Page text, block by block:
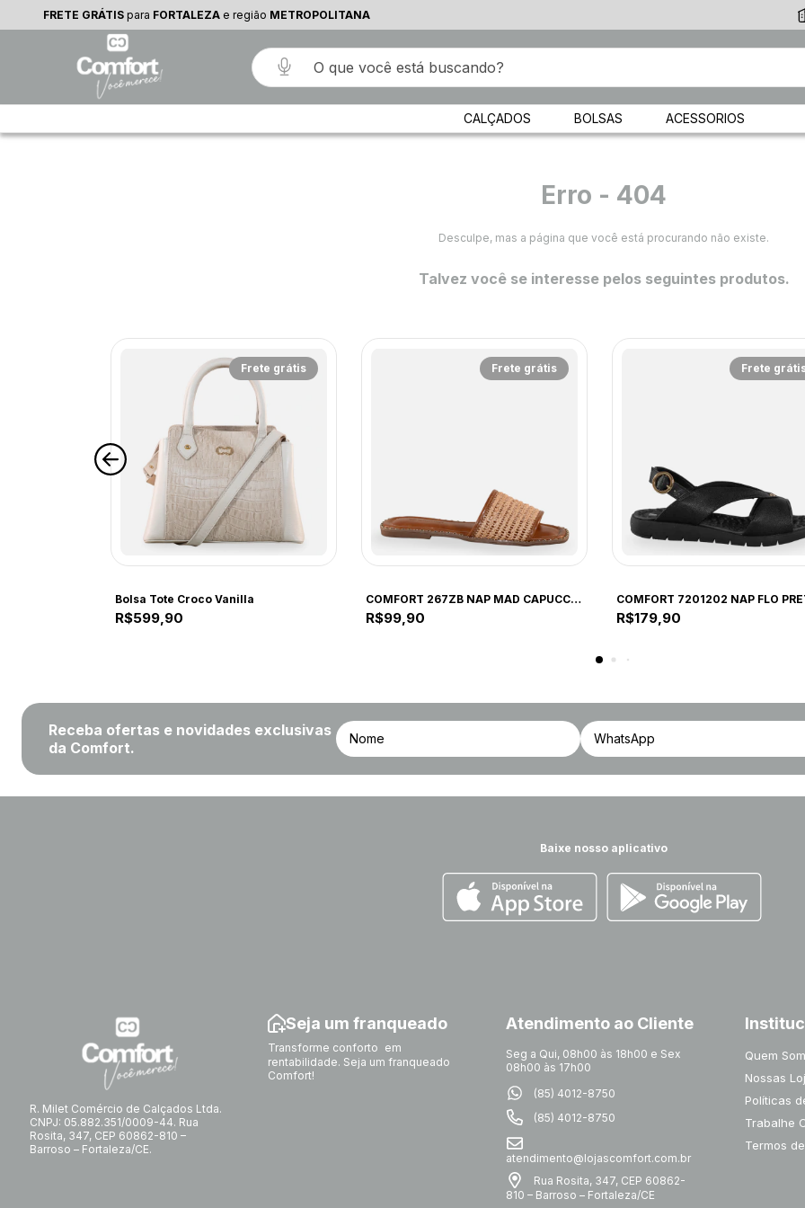
FRETE GRÁTIS para FORTALEZA e região METROPOLITANA
CALÇADOS BOLSAS ACESSORIOS
Erro - 404
Desculpe, mas a página que você está procurando não existe.
Talvez você se interesse pelos seguintes produtos.
Frete grátis
Bolsa Tote Croco Vanilla
R$599,90
Frete grátis
COMFORT 267ZB NAP MAD CAPUCCINO 267ZB CAPUCCINO
R$99,90
Frete
R$179,90
Receba ofertas e novidades exclusivas
da Comfort.
Baixe nosso aplicativo
R. Milet Comércio de Calçados Ltda.
CNPJ: 05.882.351/0009-44. Rua
Rosita, 347, CEP 60862-810 –
Barroso – Fortaleza/CE.
Seja um franqueado
Transforme conforto em
rentabilidade. Seja um franqueado
Comfort!
Atendimento ao Cliente
Seg a Qui, 08h00 às 18h00 e Sex
08h00 às 17h00
(85) 4012-8750
(85) 4012-8750
atendimento@lojascomfort.com.br
Rua Rosita, 347, CEP 60862-
810 – Barroso – Fortaleza/CE
Quem
Nossas
Políticas
Trabalhe
Termos